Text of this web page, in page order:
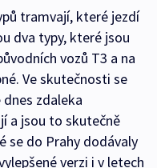
tramvají, které jezdí
dva typy, které jsou
vozů T3 a na
Ve skutečnosti se
zdaleka
a jsou to skutečně
se do Prahy dodávaly
verzi i v letech